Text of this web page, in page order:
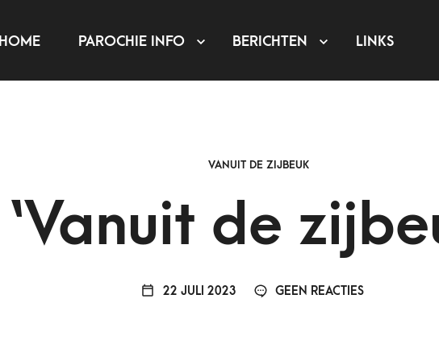
HOME PAROCHIE INFO BERICHTEN LINKS
VANUIT DE ZIJBEUK
‘Vanuit de
22 JULI 2023 GEEN REACTIES